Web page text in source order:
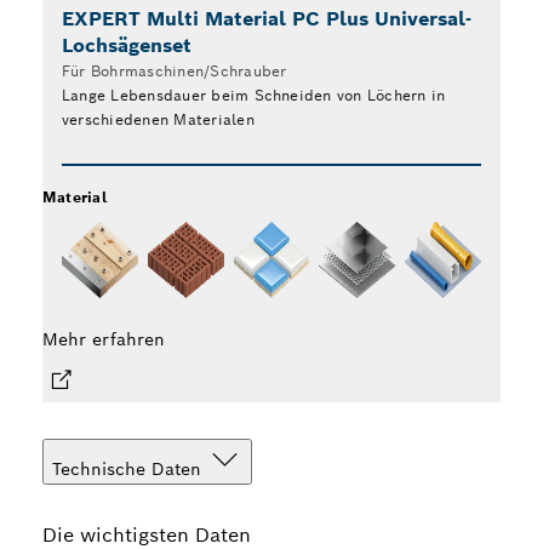
EXPERT Multi Material PC Plus Universal-
Lochsägenset
Für Bohrmaschinen/Schrauber
Lange Lebensdauer beim Schneiden von Löchern in
verschiedenen Materialen
Material
Mehr erfahren
Technische Daten
Die wichtigsten Daten